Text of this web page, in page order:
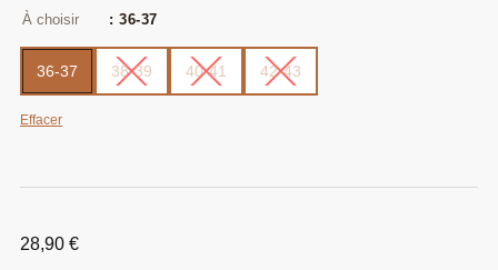
: 36-37
36-37 38-39 40-41 42-43
Effacer
28,90 €